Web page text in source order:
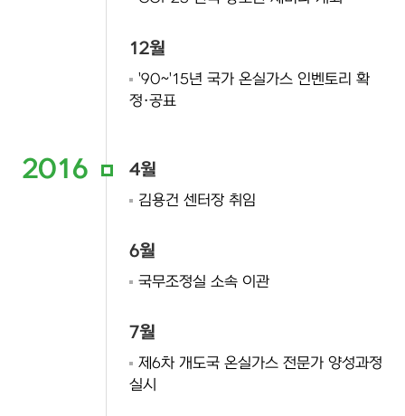
12월
'90~'15년 국가 온실가스 인벤토리 확
정·공표
2016 4월
김용건 센터장 취임
6월
국무조정실 소속 이관
7월
제6차 개도국 온실가스 전문가 양성과정
실시